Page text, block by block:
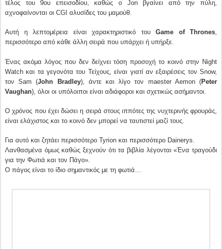
τέλος του 9ου επεισοδίου, καθώς ο Jon βγαίνει από την πύλη,
αχνοφαίνονται οι CGI αλυσίδες του μαμούθ.
Αυτή η λεπτομέρεια είναι χαρακτηριστικό του Game of Thrones,
περισσότερο από κάθε άλλη σειρά που υπάρχει ή υπήρξε.
Ένας ακόμα λόγος που δεν δείχνει τόση προσοχή το κοινό στην Night
Watch και τα γεγονότα του Τείχους, είναι γιατί αν εξαιρέσεις τον Snow,
τον Sam (John Bradley), άντε και λίγο τον maester Aemon (Peter
Vaughan), όλοι οι υπόλοιποι είναι αδιάφοροι και σχετικώς ασήμαντοι.
Ο χρόνος που έχει δώσει η σειρά στους ιππότες της νυχτερινής φρουράς,
είναι ελάχιστος και το κοινό δεν μπορεί να ταυτιστεί μαζί τους.
Για αυτό και ζητάει περισσότερο Tyrion και περισσότερο Dainerys.
Λανθασμένα όμως καθώς ξεχνούν ότι τα βιβλία λέγονται «Ένα τραγούδι
για την Φωτιά και τον Πάγο».
Ο πάγος είναι το ίδιο σημαντικός με τη φωτιά…